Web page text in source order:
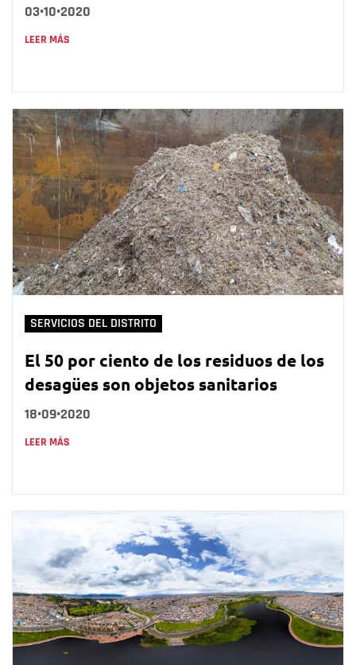
03•10•2020
LEER MÁS
SERVICIOS DEL DISTRITO
El 50 por ciento de los residuos de los
desagües son objetos sanitarios
18•09•2020
LEER MÁS